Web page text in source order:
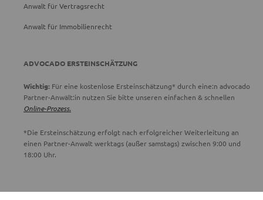
Anwalt für Vertragsrecht
Anwalt für Immobilienrecht
ADVOCADO ERSTEINSCHÄTZUNG
Wichtig: Für eine kostenlose Ersteinschätzung* durch eine:n advocado
Partner-Anwält:in nutzen Sie bitte unseren einfachen & schnellen
Online-Prozess.
*Die Ersteinschätzung erfolgt nach erfolgreicher Weiterleitung an
einen Partner-Anwalt werktags (außer samstags) zwischen 9:00 und
18:00 Uhr.